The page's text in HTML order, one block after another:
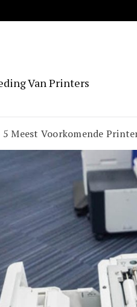
Van Printers
Meest Voorkomende